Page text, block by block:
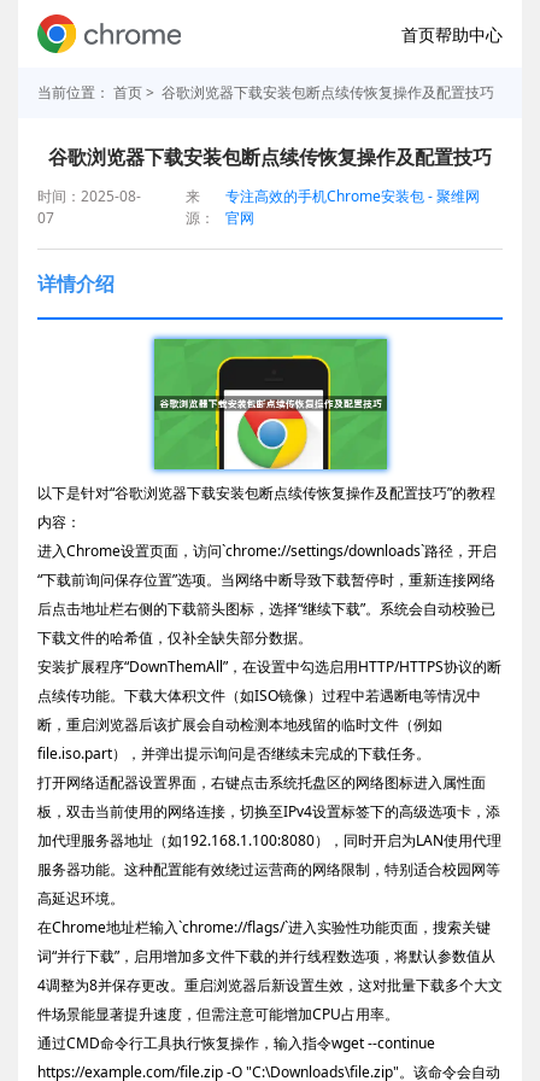
首页帮助中心
当前位置： 首页> 谷歌浏览器下载安装包断点续传恢复操作及配置技巧
谷歌浏览器下载安装包断点续传恢复操作及配置技巧
时间：2025-08-
07
来
源：
专注高效的手机Chrome安装包 - 聚维网
官网
详情介绍
以下是针对“谷歌浏览器下载安装包断点续传恢复操作及配置技巧”的教程
内容：
进入Chrome设置页面，访问`chrome://settings/downloads`路径，开启
“下载前询问保存位置”选项。当网络中断导致下载暂停时，重新连接网络
后点击地址栏右侧的下载箭头图标，选择“继续下载”。系统会自动校验已
下载文件的哈希值，仅补全缺失部分数据。
安装扩展程序“DownThemAll”，在设置中勾选启用HTTP/HTTPS协议的断
点续传功能。下载大体积文件（如ISO镜像）过程中若遇断电等情况中
断，重启浏览器后该扩展会自动检测本地残留的临时文件（例如
file.iso.part），并弹出提示询问是否继续未完成的下载任务。
打开网络适配器设置界面，右键点击系统托盘区的网络图标进入属性面
板，双击当前使用的网络连接，切换至IPv4设置标签下的高级选项卡，添
加代理服务器地址（如192.168.1.100:8080），同时开启为LAN使用代理
服务器功能。这种配置能有效绕过运营商的网络限制，特别适合校园网等
高延迟环境。
在Chrome地址栏输入`chrome://flags/`进入实验性功能页面，搜索关键
词“并行下载”，启用增加多文件下载的并行线程数选项，将默认参数值从
4调整为8并保存更改。重启浏览器后新设置生效，这对批量下载多个大文
件场景能显著提升速度，但需注意可能增加CPU占用率。
通过CMD命令行工具执行恢复操作，输入指令wget --continue
https://example.com/file.zip -O "C:\Downloads\file.zip"。该命令会自动